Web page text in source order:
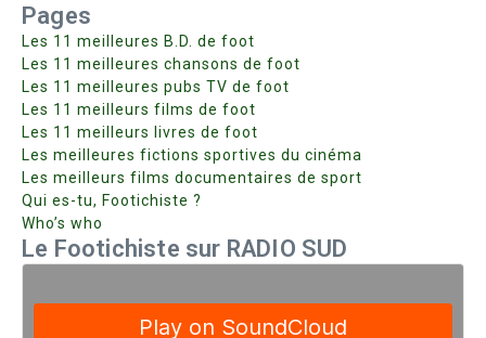
Pages
Les 11 meilleures B.D. de foot
Les 11 meilleures chansons de foot
Les 11 meilleures pubs TV de foot
Les 11 meilleurs films de foot
Les 11 meilleurs livres de foot
Les meilleures fictions sportives du cinéma
Les meilleurs films documentaires de sport
Qui es-tu, Footichiste ?
Who’s who
Le Footichiste sur RADIO SUD